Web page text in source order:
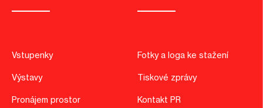
Vstupenky
Výstavy
Pronájem prostor
Fotky a loga ke stažení
Tiskové zprávy
Kontakt PR